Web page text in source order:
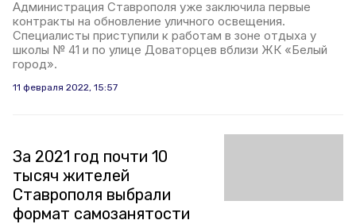
Администрация Ставрополя уже заключила первые
контракты на обновление уличного освещения.
Специалисты приступили к работам в зоне отдыха у
школы № 41 и по улице Доваторцев вблизи ЖК «Белый
город».
11 февраля 2022, 15:57
За 2021 год почти 10
тысяч жителей
Ставрополя выбрали
формат самозанятости